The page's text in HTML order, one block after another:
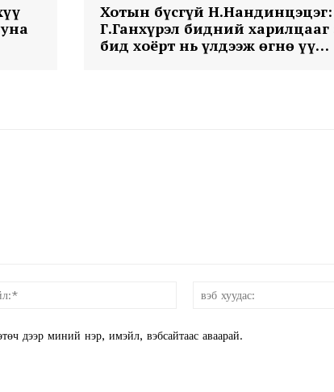
About
Subscription Plans
Хотын бүсгүй Н.Нандинцэцэг:
Г.Ганхүрэл бидний харилцааг
бид хоёрт нь үлдээж өгнө үү…
дээр миний нэр, имэйл, вэбсайтаас аваарай.